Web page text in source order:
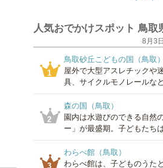
人気おでかけスポット 鳥取
8月3
1
鳥取砂丘こどもの国（鳥取）
屋外で大型アスレチックや
具、サイクルモノレールな
2
森の国（鳥取）
園内は水遊びのできる自然
ー」が最盛期。子どもたち
3
わらべ館（鳥取）
わらべ館は、子どものうた